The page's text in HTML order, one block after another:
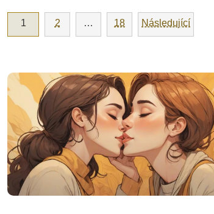
1 2 … 18 Následující